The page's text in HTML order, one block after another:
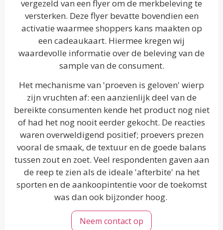
vergezeld van een flyer om de merkbeleving te
versterken. Deze flyer bevatte bovendien een
activatie waarmee shoppers kans maakten op
een cadeaukaart. Hiermee kregen wij
waardevolle informatie over de beleving van de
sample van de consument.
Het mechanisme van 'proeven is geloven' wierp
zijn vruchten af: een aanzienlijk deel van de
bereikte consumenten kende het product nog niet
of had het nog nooit eerder gekocht. De reacties
waren overweldigend positief; proevers prezen
vooral de smaak, de textuur en de goede balans
tussen zout en zoet. Veel respondenten gaven aan
de reep te zien als de ideale 'afterbite' na het
sporten en de aankoopintentie voor de toekomst
was dan ook bijzonder hoog.
Neem contact op